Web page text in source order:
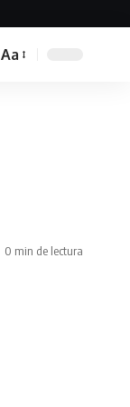
Font
Aa
0 min de lectura